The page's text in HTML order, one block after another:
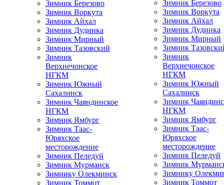
Зимник Березово
Зимник Воркута
Зимник Айхал
Зимник Дудинка
Зимник Мирный
Зимник Тазовский
Зимник
Верхнечонское
НГКМ
Зимник Южный
Сахалинск
Зимник Чаяндинское
НГКМ
Зимник Ямбург
Зимник Таас-
Юряхское
месторождение
Зимник Пеледуй
Зимник Мурманск
Зимнику Олекминск
Зимник Томмот
Зимник Березово
Зимник Воркута
Зимник Айхал
Зимник Дудинка
Зимник Мирный
Зимник
Зимник
Верхнечонское
НГКМ
Зимник Южный
Сахалинск
Зимник
НГКМ
Зимник Ямбург
Зимник Таас-
Юряхское
месторождение
Зимник Пеледуй
Зимник
Зимнику
Зимник Томмот